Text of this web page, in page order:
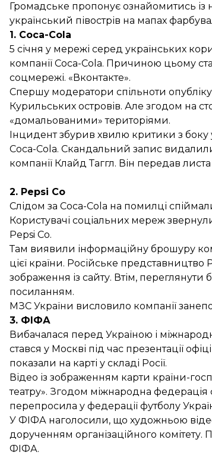
Громадське пропонує ознайомитись
український півострів на мапах
1. Coca-Cola
5 січня у мережі серед українських
компанії Coca-Cola. Причиною цьому
соцмережі. «Вконтакте».
Спершу модератори спільноти
Курильських островів. Але згодом на
«домальованими» територіями.
Інцидент збурив хвилю критики з боку
Coca-Cola. Скандальний запис
компанії Клайд Таггл. Він передав
2. Pepsi Co
Слідом за Coca-Cola на помилці
Користувачі соціальних мереж
Pepsi Co.
Там виявили інформаційну брошуру
цієї країни. Російське
зображення із сайту. Втім,
посиланням.
МЗС України висловило компанії
3. ФІФА
Вибачалася перед Україною і
стався у Москві під час презентації
показали на карті у складі Росії.
Відео із зображенням карти країни-
театру». Згодом міжнародна федерація
перепросила у федерації футболу
У ФІФА наголосили, що художньою
дорученням організаційного
ФІФА.